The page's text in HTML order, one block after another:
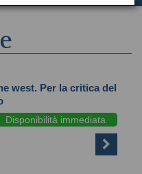
west. Per la critica del
Disponibilità immediata